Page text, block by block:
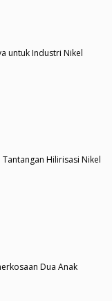
untuk Industri Nikel
Hilirisasi Nikel
Dua Anak